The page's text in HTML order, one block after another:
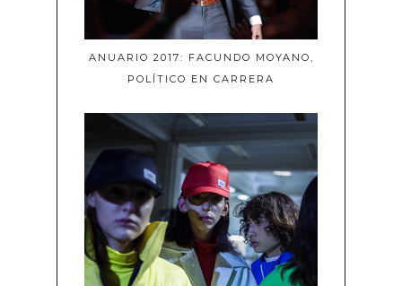
ANUARIO 2017: FACUNDO MOYANO,
POLÍTICO EN CARRERA